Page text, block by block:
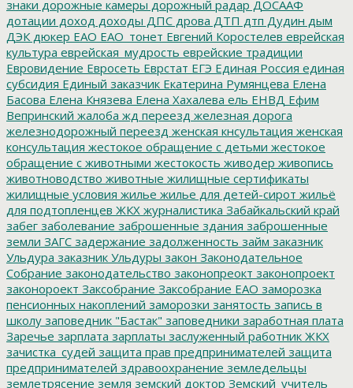
знаки дорожные камеры дорожный радар ДОСААФ
дотации доход доходы ДПС дрова ДТП дтп Дудин дым
ДЭК дюкер ЕАО ЕАО_тонет Евгений Коростелев еврейская
культура еврейская_мудрость еврейские традиции
Евровидение Евросеть Еврстат ЕГЭ Единая Россия единая
субсидия Единый заказчик Екатерина Румянцева Елена
Басова Елена Князева Елена Хахалева ель ЕНВД Ефим
Вепринский жалоба жд переезд железная дорога
железнодорожный переезд женская кнсультация женская
консультация жестокое обращение с детьми жестокое
обращение с животными жестокость живодер живопись
животноводство животные жилищные сертификаты
жилищные условия жилье жилье для детей-сирот жильё
для подтопленцев ЖКХ журналистика Забайкальский край
забег заболевание заброшенные здания заброшенные
земли ЗАГС задержание задолженность займ заказник
Ульдура заказник Ульдуры закон Законодательное
Собрание законодательство законопреокт законопроект
законороект Заксобрание Заксобрание ЕАО заморозка
пенсионных накоплений заморозки занятость запись в
школу заповедник "Бастак" заповедники заработная плата
Заречье зарплата зарплаты заслуженный работник ЖКХ
зачистка_судей защита прав предпринимателей защита
предпринимателей здравоохранение земледельцы
землетрясение земля земский доктор Земский_учитель